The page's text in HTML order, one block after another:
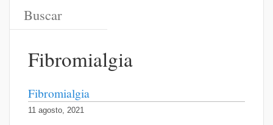
Fibromialgia
Fibromialgia
11 agosto, 2021